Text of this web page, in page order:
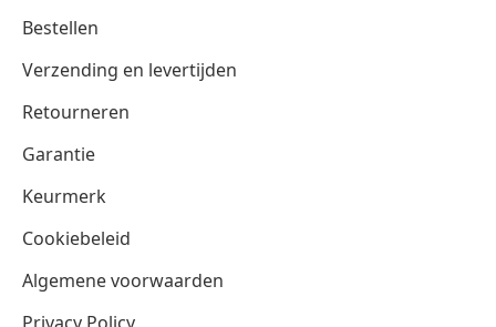
Bestellen
Verzending en levertijden
Retourneren
Garantie
Keurmerk
Cookiebeleid
Algemene voorwaarden